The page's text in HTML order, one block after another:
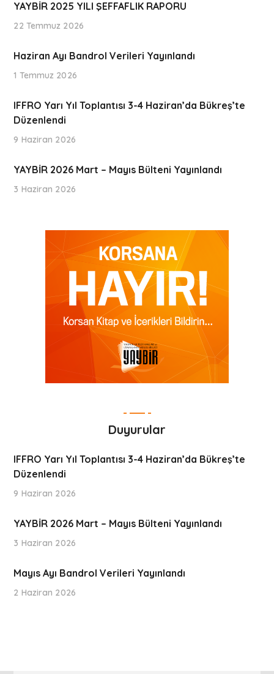
YAYBİR 2025 YILI ŞEFFAFLIK RAPORU
22 Temmuz 2026
Haziran Ayı Bandrol Verileri Yayınlandı
1 Temmuz 2026
IFFRO Yarı Yıl Toplantısı 3-4 Haziran’da Bükreş’te
Düzenlendi
9 Haziran 2026
YAYBİR 2026 Mart – Mayıs Bülteni Yayınlandı
3 Haziran 2026
Duyurular
IFFRO Yarı Yıl Toplantısı 3-4 Haziran’da Bükreş’te
Düzenlendi
9 Haziran 2026
YAYBİR 2026 Mart – Mayıs Bülteni Yayınlandı
3 Haziran 2026
Mayıs Ayı Bandrol Verileri Yayınlandı
2 Haziran 2026